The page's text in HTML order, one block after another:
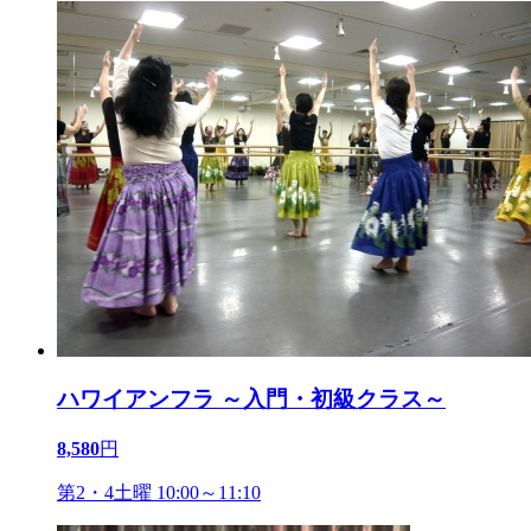
ハワイアンフラ ～入門・初級クラス～
8,580円
第2・4土曜 10:00～11:10